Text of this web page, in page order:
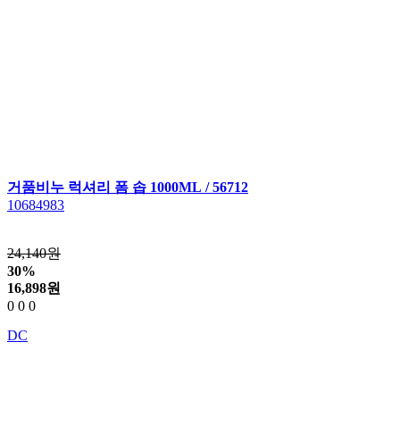
거품비누 럭셔리 폼 솝 1000ML / 56712
10684983
24,140원
30%
16,898원
0 0 0
DC